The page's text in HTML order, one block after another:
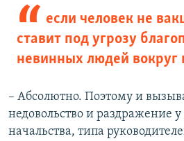
если человек не
ставит под угрозу
невинных людей вокруг
– Абсолютно. Поэтому и
недовольство и раздражение
начальства, типа